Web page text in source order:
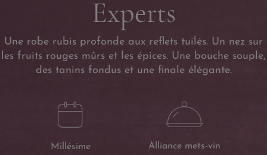
Experts
Une robe rubis profonde aux reflets tuilés. Un nez sur
les fruits rouges mûrs et les épices. Une bouche souple,
des tanins fondus et une finale élégante.
Millésime
Alliance mets-vin